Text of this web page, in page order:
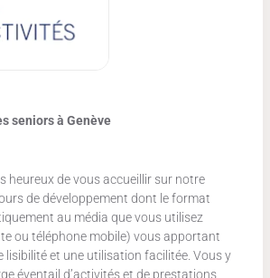
seniorsà Genève
heureux de vous accueillir sur notre
de développement dont le format
au média que vous utilisez
ou téléphone mobile) vous apportant
lisibilité et une utilisation facilitée. Vous y
éventail d’activités et de prestations